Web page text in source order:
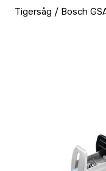
Tigersåg / Bosch